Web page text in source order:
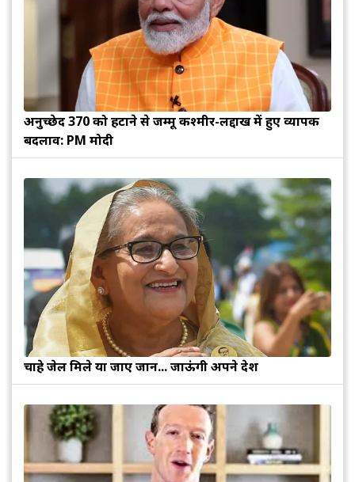
अनुच्छेद 370 को हटाने से जम्मू कश्मीर-लद्दाख में हुए व्यापक
बदलाव: PM मोदी
चाहे जेल मिले या जाए जान... जाऊंगी अपने देश